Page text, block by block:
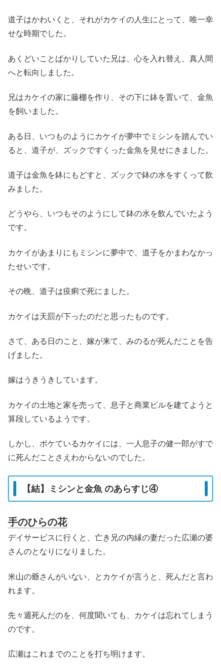
道子はかわいくと、それがカケイの人生にとって、唯一幸
せな時期でした。
あくどいことばかりしていた兄は、心を入れ替え、真人間
へと転向しました。
兄はカケイの家に藤棚を作り、その下に鉢を置いて、金魚
を飼いました。
ある日、いつものようにカケイが夢中でミシンを踏んでい
ると、道子が、ズックですくった金魚を見せにきました。
道子は金魚を鉢にもどすと、ズックで鉢の水をすくって飲
みました。
どうやら、いつもそのようにして鉢の水を飲んでいたよう
です。
カケイがあまりにもミシンに夢中で、道子をかまわなかっ
たせいです。
その晩、道子は疫痢で死にました。
カケイは天罰が下ったのだと思ったものです。
さて、ある日のこと、嫁が来て、みのるが死んだことを告
げました。
嫁はうきうきしています。
カケイの土地と家を売って、息子と商業ビルを建てようと
算段しているようです。
しかし、ボケているカケイには、一人息子の健一郎がすで
に死んだことさえわからないのでした。
【結】ミシンと金魚 のあらすじ④
手のひらの花
デイサービスに行くと、亡き兄の内縁の妻だった広瀬の婆
さんのとなりになりました。
米山の爺さんがいない、とカケイが言うと、死んだと言わ
れます。
先々週死んだのを、何度聞いても、カケイは忘れてしまう
のです。
広瀬はこれまでのことを打ち明けます。